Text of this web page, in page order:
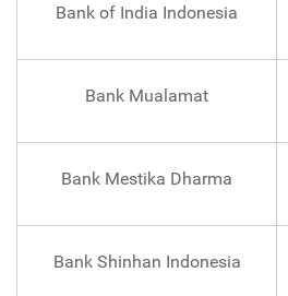
Bank of India Indonesia
Bank Mualamat
Bank Mestika Dharma
Bank Shinhan Indonesia